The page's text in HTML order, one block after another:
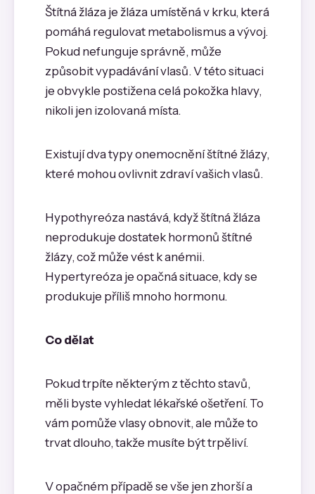
Štítná žláza je žláza umístěná v krku, která
pomáhá regulovat metabolismus a vývoj.
Pokud nefunguje správně, může
způsobit vypadávání vlasů. V této situaci
je obvykle postižena celá pokožka hlavy,
nikoli jen izolovaná místa.
Existují dva typy onemocnění štítné žlázy,
které mohou ovlivnit zdraví vašich vlasů.
Hypothyreóza nastává, když štítná žláza
neprodukuje dostatek hormonů štítné
žlázy, což může vést k anémii.
Hypertyreóza je opačná situace, kdy se
produkuje příliš mnoho hormonu.
Co dělat
Pokud trpíte některým z těchto stavů,
měli byste vyhledat lékařské ošetření. To
vám pomůže vlasy obnovit, ale může to
trvat dlouho, takže musíte být trpěliví.
V opačném případě se vše jen zhorší a